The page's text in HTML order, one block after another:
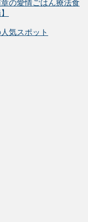
の愛情ごはん療法食
気スポット